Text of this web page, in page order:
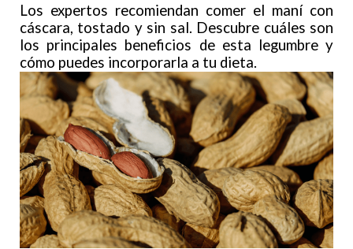
Los expertos recomiendan comer el maní con
cáscara, tostado y sin sal. Descubre cuáles son
los principales beneficios de esta legumbre y
cómo puedes incorporarla a tu dieta.